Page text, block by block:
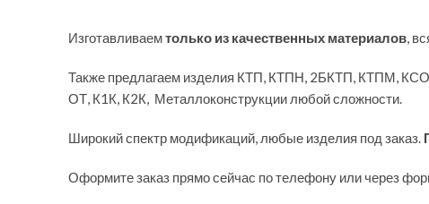
Изготавливаемтолько из качественных материалов,
Также предлагаем изделия КТП, КТПН, 2БКТП,
ОТ, К1К, К2К, Металлоконструкции любой сложности.
Широкий спектр модификаций, любые изделия под заказ.
Оформите заказ прямо сейчас по телефону или через